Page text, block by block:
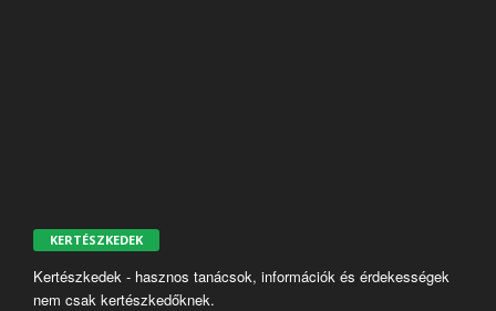
KERTÉSZKEDEK
Kertészkedek - hasznos tanácsok, információk és érdekességek
nem csak kertészkedőknek.